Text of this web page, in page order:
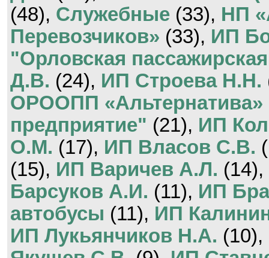
(48), Служебные (33), НП
Перевозчиков» (33), ИП
"Орловская
Д.В. (24), ИП Строева Н.Н.
ОРООПП «Альтернатива»
предприятие" (21), ИП
О.М. (17), ИП Власов С.В.
(15), ИП Варичев А.Л. (14),
Барсуков А.И. (11), ИП
автобусы (11), ИП
ИП Лукьянчиков Н.А. (10),